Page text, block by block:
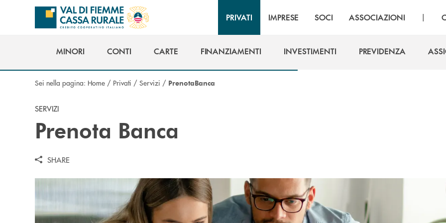
Salta al contenuto principale
PRIVATI IMPRESE SOCI ASSOCIAZIONI |
MINORI
CONTI
CARTE
FINANZIAMENTI
INVESTIMENTI
PREVIDENZA
Sei nella pagina: Home / Privati / Servizi / PrenotaBanca
SERVIZI
Prenota Banca
SHARE